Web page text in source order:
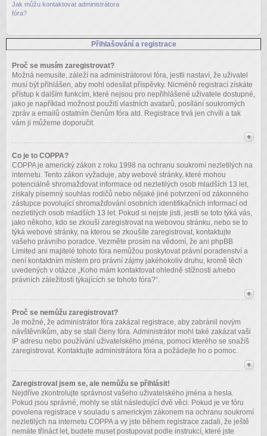
Jak můžu kontaktovat administrátora
fóra?
Přihlašování a registrace
Proč se musím zaregistrovat?
Možná nemusíte, záleží na administrátorovi fóra, jestli nastaví, že uživatel
musí být přihlášen, aby mohl odesílat příspěvky. Nicméně registrací získáte
přístup k dalším funkcím, které nejsou pro nepřihlášené uživatele dostupné,
jako je například možnost použití vlastních avatarů, posílání soukromých
zpráv a emailů ostatním členům fóra atd. Registrace trvá jen chvíli a tak
vám ji můžeme doporučit.
Co je to COPPA?
COPPA je americký zákon z roku 1998 na ochranu soukromí nezletilých na
internetu. Tento zákon vyžaduje, aby webové stránky, které mohou
potenciálně shromažďovat informace od nezletilých osob mladších 13 let,
získaly písemný souhlas rodičů nebo nějaké jiné potvrzení od zákonného
zástupce povolující shromažďování osobních identifikačních informací od
nezletilých osob mladších 13 let. Pokud si nejste jisti, jestli se toto týká vás,
jako někoho, kdo se zkouší zaregistrovat na webovou stránku, nebo se to
týká webové stránky, na kterou se zkoušíte zaregistrovat, kontaktujte
vašeho právního poradce. Vezměte prosím na vědomí, že ani phpBB
Limited ani majitelé tohoto fóra nemůžou poskytovat právní poradenství a
není kontaktním místem pro právní zájmy jakéhokoliv druhu, kromě těch
uvedených v otázce „Koho mám kontaktovat ohledně stížnosti a/nebo
právních záležitostí týkajících se tohoto fóra?“.
Proč se nemůžu zaregistrovat?
Je možné, že administrátor fóra zakázal registrace, aby zabránil novým
návštěvníkům, aby se stali členy fóra. Administrátor mohl také zakázat vaši
IP adresu nebo používání uživatelského jména, pomocí kterého se snažíš
zaregistrovat. Kontaktujte administrátora fóra a požádejte ho o pomoc.
Zaregistroval jsem se, ale nemůžu se přihlásit!
Nejdříve zkontrolujte správnost vašeho uživatelského jména a hesla.
Pokud jsou správné, mohly se stát následující dvě věci. Pokud je ve fóru
povolena registrace v souladu s americkým zákonem na ochranu soukromí
nezletilých na internetu COPPA a vy jste během registrace zadali, že ještě
nemáte třináct let, budete muset postupovat podle instrukcí, které jste